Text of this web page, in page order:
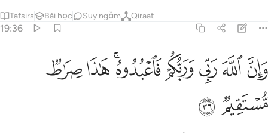
Tafsirs Bài học Suy ngẫm Qiraat
19:36
وان الله ربي وربكم فاعبدوه هاذا صراط مستقيم ٣٦
وَإِنَّ ٱللَّهَ رَبِّى وَرَبُّكُمْ فَٱعْبُدُوهُ ۚ هَـٰذَا صِرَٰطٌۭ مُّسْتَقِيمٌۭ ٣٦
ﲽﲾﲿﳀﳁﳂﳃﳄ
ﳅﳆ